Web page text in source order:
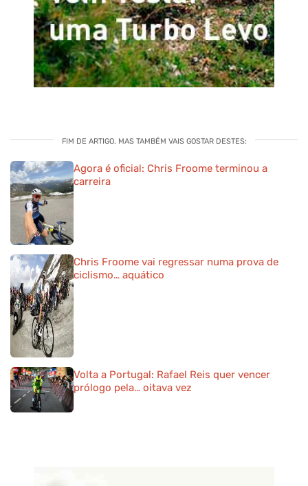
FIM DE ARTIGO. MAS TAMBÉM VAIS GOSTAR DESTES:
Agora é oficial: Chris Froome terminou a
carreira
Chris Froome vai regressar numa prova de
ciclismo… aquático
Volta a Portugal: Rafael Reis quer vencer
prólogo pela… oitava vez